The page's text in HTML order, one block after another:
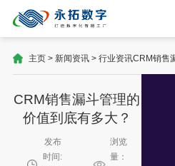
主页> 新闻资讯> 行业资讯CRM销售
CRM销售漏斗管理的
价值到底有多大？
发布
时间:
浏览
量：